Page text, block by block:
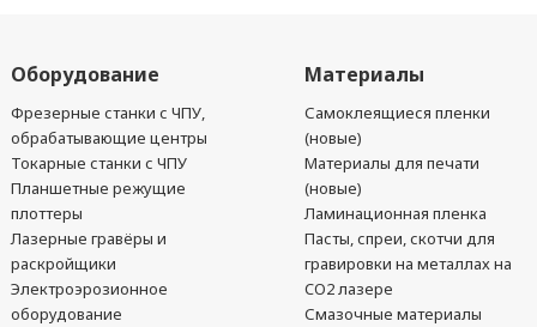
Оборудование
Фрезерные станки с ЧПУ,
обрабатывающие центры
Токарные станки с ЧПУ
Планшетные режущие
плоттеры
Лазерные гравёры и
раскройщики
Электроэрозионное
оборудование
Материалы
Самоклеящиеся пленки
(новые)
Материалы для печати
(новые)
Ламинационная пленка
Пасты, спреи, скотчи для
гравировки на металлах на
CO2 лазере
Смазочные материалы